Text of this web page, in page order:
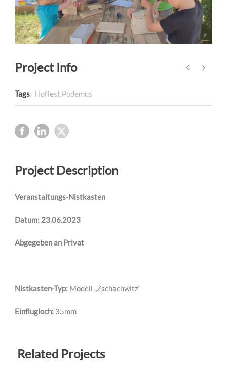
Project Info
Tags Hoffest Podemus
Project Description
Veranstaltungs-Nistkasten
Datum: 23.06.2023
Abgegeben an Privat
Nistkasten-Typ: Modell „Zschachwitz“
Einflugloch: 35mm
Related Projects